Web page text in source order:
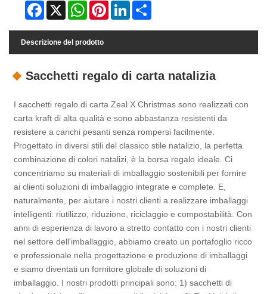
Facebook
X WhatsAppPinterestLinkedIn
Descrizione del prodotto
Sacchetti regalo di carta natalizia
I sacchetti regalo di carta Zeal X Christmas sono realizzati con
carta kraft di alta qualità e sono abbastanza resistenti da
resistere a carichi pesanti senza rompersi facilmente.
Progettato in diversi stili del classico stile natalizio, la perfetta
combinazione di colori natalizi, è la borsa regalo ideale. Ci
concentriamo su materiali di imballaggio sostenibili per fornire
ai clienti soluzioni di imballaggio integrate e complete. E,
naturalmente, per aiutare i nostri clienti a realizzare imballaggi
intelligenti: riutilizzo, riduzione, riciclaggio e compostabilità. Con
anni di esperienza di lavoro a stretto contatto con i nostri clienti
nel settore dell'imballaggio, abbiamo creato un portafoglio ricco
e professionale nella progettazione e produzione di imballaggi
e siamo diventati un fornitore globale di soluzioni di
imballaggio. I nostri prodotti principali sono: 1) sacchetti di